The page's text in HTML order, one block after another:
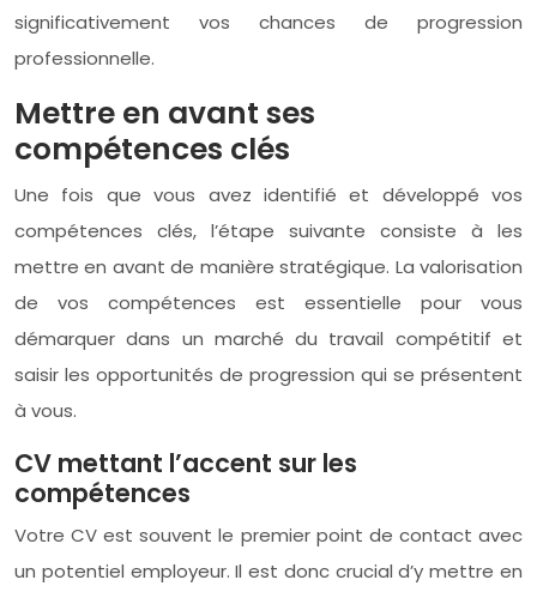
significativement vos chances de progression
professionnelle.
Mettre en avant ses
compétences clés
Une fois que vous avez identifié et développé vos
compétences clés, l’étape suivante consiste à les
mettre en avant de manière stratégique. La valorisation
de vos compétences est essentielle pour vous
démarquer dans un marché du travail compétitif et
saisir les opportunités de progression qui se présentent
à vous.
CV mettant l’accent sur les
compétences
Votre CV est souvent le premier point de contact avec
un potentiel employeur. Il est donc crucial d’y mettre en